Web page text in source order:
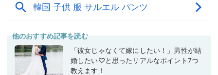
他のおすすめ記事を読む
「彼女じゃなくて嫁にしたい！」男性が結
婚したい♡と思ったリアルなポイント7つ
教えます！